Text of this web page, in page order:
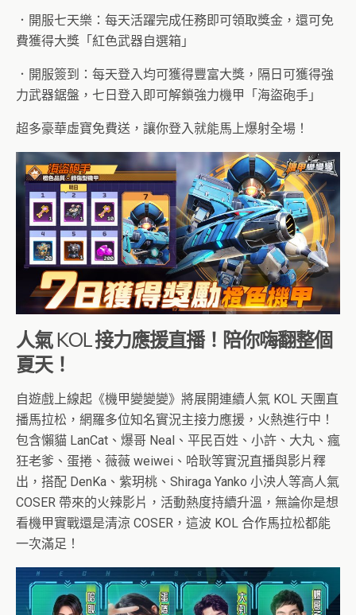
．開服七天樂：每天活躍完成任務即可領取獎金，還可免
費獲得大獎「紅色武器自選箱」
．開服簽到：每天登入均可獲得豐富大獎，隔日可獲得強
力武器鋸盤，七日登入即可解鎖強力機甲「海盜砲手」
超多豪華虛寶免費送，讓你登入就能馬上爆射全場！
人氣 KOL 接力應援直播！陪你嗨翻整個
夏天！
自遊戲上線起《機甲變變變》將展開連續人氣 KOL 天團直
播馬拉松，網羅多位知名實況主接力應援，火熱進行中！
包含懶貓 LanCat、爆哥 Neal、平民百姓、小許、大丸、瘋
狂老爹、蛋捲、薇薇 weiwei、哈耿等實況直播與影片釋
出，搭配 DenKa、紫玥桃、Shiraga Yanko 小泱人等高人氣
COSER 帶來的火辣影片，活動熱度持續升溫，無論你是想
看機甲實戰還是清涼 COSER，這波 KOL 合作馬拉松都能
一次滿足！